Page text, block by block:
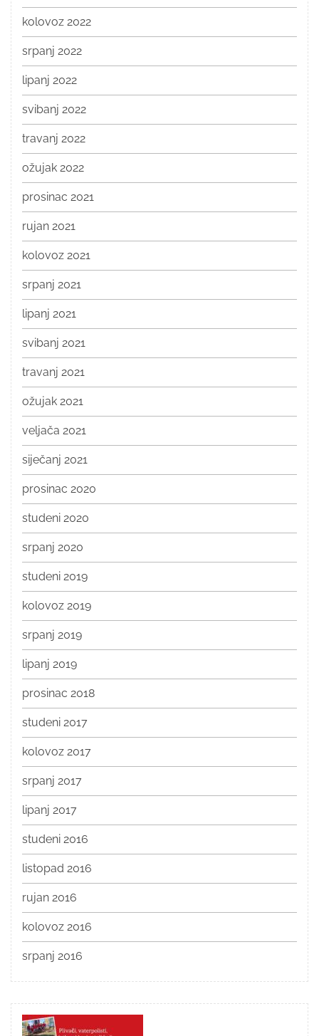
kolovoz 2022
srpanj 2022
lipanj 2022
svibanj 2022
travanj 2022
ožujak 2022
prosinac 2021
rujan 2021
kolovoz 2021
srpanj 2021
lipanj 2021
svibanj 2021
travanj 2021
ožujak 2021
veljača 2021
siječanj 2021
prosinac 2020
studeni 2020
srpanj 2020
studeni 2019
kolovoz 2019
srpanj 2019
lipanj 2019
prosinac 2018
studeni 2017
kolovoz 2017
srpanj 2017
lipanj 2017
studeni 2016
listopad 2016
rujan 2016
kolovoz 2016
srpanj 2016